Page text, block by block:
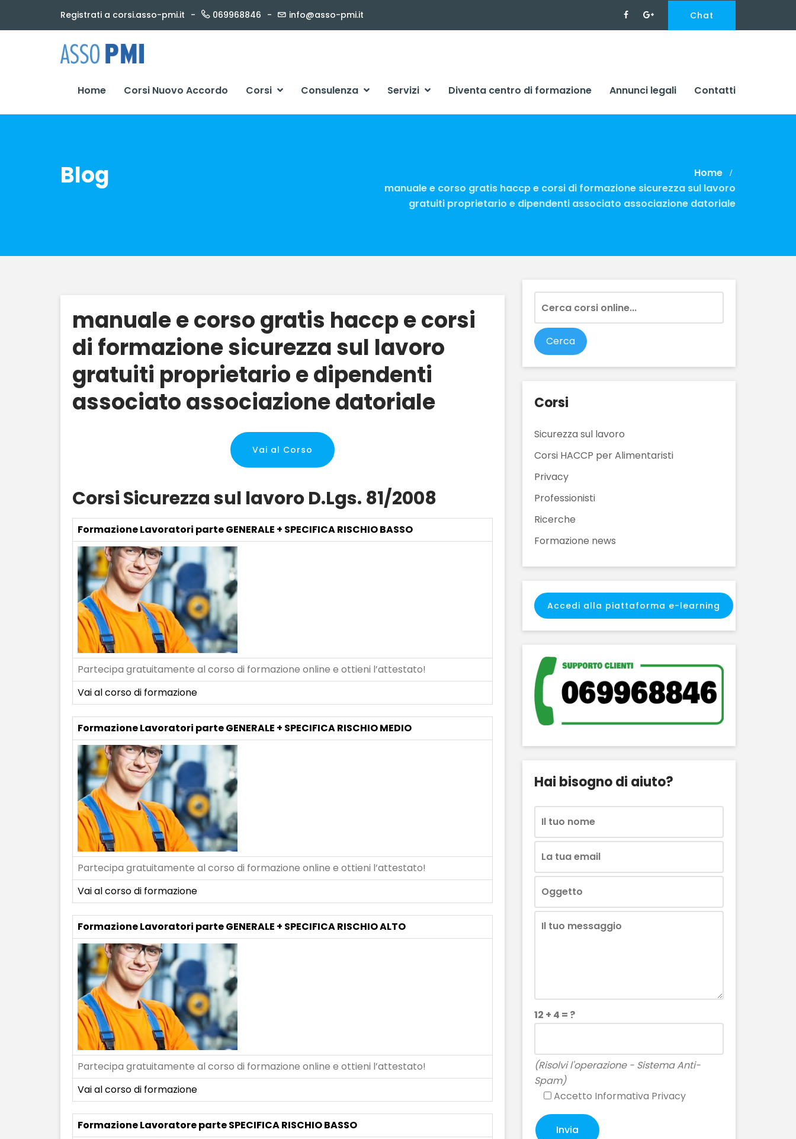
Registrati a corsi.asso-pmi.it 069968846 info@asso-pmi.it Chat
Home Corsi Nuovo Accordo Corsi Consulenza Servizi Diventa centro di formazione Annunci legali Contatti
Blog
Home
manuale e corso gratis haccp e corsi di formazione sicurezza sul lavoro
gratuiti proprietario e dipendenti associato associazione datoriale
manuale e corso gratis haccp e corsi
di formazione sicurezza sul lavoro
gratuiti proprietario e dipendenti
associato associazione datoriale
Vai al Corso
Corsi Sicurezza sul lavoro D.Lgs. 81/2008
Formazione Lavoratori parte GENERALE + SPECIFICA RISCHIO BASSO
Partecipa gratuitamente al corso di formazione online e ottieni l’attestato!
Vai al corso di formazione
Formazione Lavoratori parte GENERALE + SPECIFICA RISCHIO MEDIO
Partecipa gratuitamente al corso di formazione online e ottieni l’attestato!
Vai al corso di formazione
Formazione Lavoratori parte GENERALE + SPECIFICA RISCHIO ALTO
Partecipa gratuitamente al corso di formazione online e ottieni l’attestato!
Vai al corso di formazione
Formazione Lavoratore parte SPECIFICA RISCHIO BASSO
Corsi
Sicurezza sul lavoro
Corsi HACCP per Alimentaristi
Privacy
Professionisti
Ricerche
Formazione news
Accedi alla piattaforma e-learning
Hai bisogno di aiuto?
12 + 4 = ?
(Risolvi l'operazione - Sistema Anti-
Spam)
Accetto Informativa Privacy